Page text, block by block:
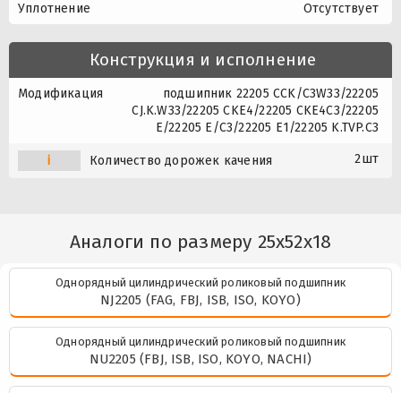
Уплотнение Отсутствует
Конструкция и исполнение
Модификация
подшипник 22205 CCK/C3W33/22205
CJ.K.W33/22205 CKE4/22205 CKE4C3/22205
E/22205 E/C3/22205 E1/22205 K.TVP.C3
i Количество дорожек качения 2шт
Аналоги по размеру 25x52x18
Однорядный цилиндрический роликовый подшипник
NJ2205 (FAG, FBJ, ISB, ISO, KOYO)
Однорядный цилиндрический роликовый подшипник
NU2205 (FBJ, ISB, ISO, KOYO, NACHI)